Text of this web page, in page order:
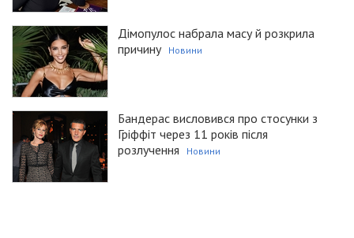
Дімопулос набрала масу й розкрила
причину
Новини
Бандерас висловився про стосунки з
Гріффіт через 11 років після
розлучення
Новини